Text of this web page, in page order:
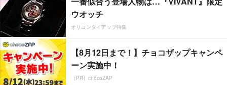
ウオッチ
オリコンタイアップ特集
【8月12日まで！】チョコザップキャンペ
ーン実施中！
（PR）chocoZAP